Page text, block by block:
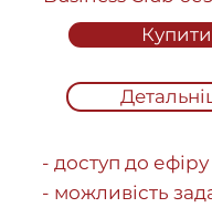
Купити
- доступ до ефіру
- можливість